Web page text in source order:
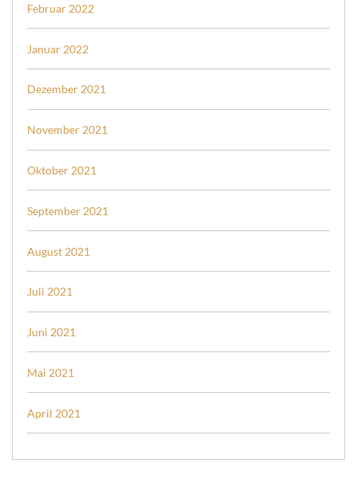
Februar 2022
Januar 2022
Dezember 2021
November 2021
Oktober 2021
September 2021
August 2021
Juli 2021
Juni 2021
Mai 2021
April 2021